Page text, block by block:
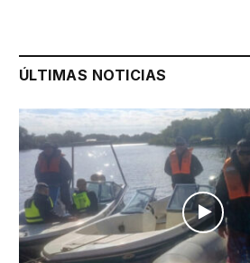
ÚLTIMAS NOTICIAS